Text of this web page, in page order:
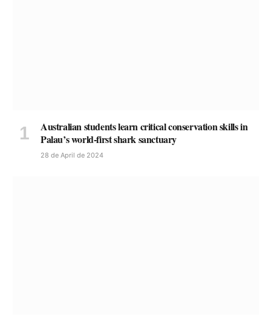
Australian students learn critical conservation skills in
Palau’s world-first shark sanctuary
28 de April de 2024